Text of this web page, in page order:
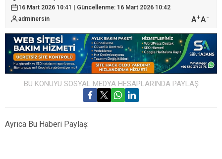
16 Mart 2026 10:41 | Güncellenme: 16 Mart 2026 10:42
adminersin
A+A-
BU KONUYU SOSYAL MEDYA HESAPLARINDA PAYLAŞ
Ayrıca Bu Haberi Paylaş: